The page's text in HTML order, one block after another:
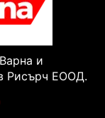
и
Рисърч ЕООД.